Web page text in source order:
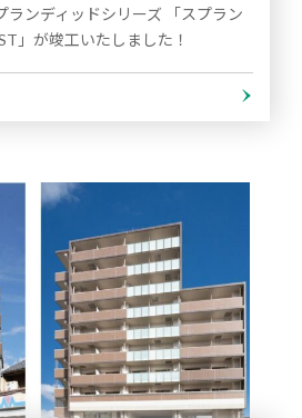
ランディッドシリーズ 「スプラン
」が竣工いたしました！